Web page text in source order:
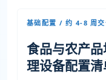
基础配置 / 约 4-8 周交
食品与农产
理设备配置